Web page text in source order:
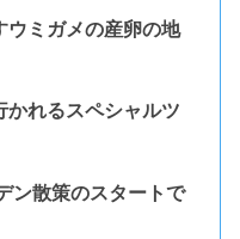
ウミガメの産卵の地
かれるスペシャルツ
ン散策のスタートで